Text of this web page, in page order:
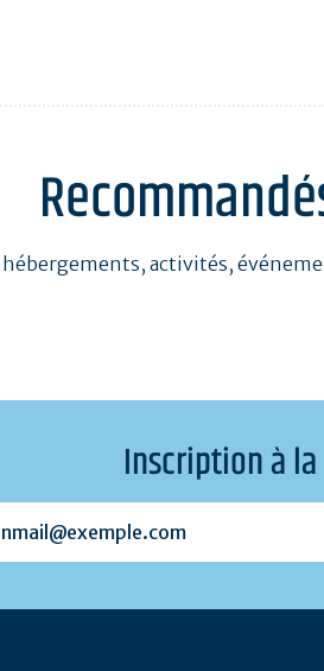
hébergements, activités,
Inscription à